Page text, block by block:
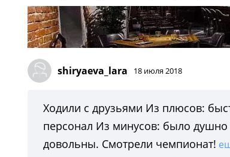
shiryaeva_lara 18 июля 2018
Ходили с друзьями Из плюсов:
персонал Из минусов: было
довольны. Смотрели чемпионат!